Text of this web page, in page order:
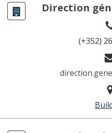
Direction
(+352)